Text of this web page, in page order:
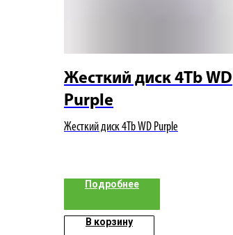
Жесткий диск 4Tb WD
Purple
Жесткий диск 4Tb WD Purple
Подробнее
В корзину